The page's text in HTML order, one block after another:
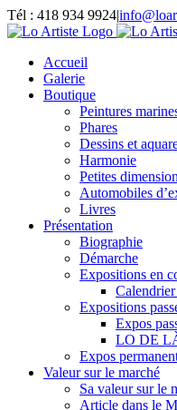
Passer
au
Tél : 418 934 9924|
Facebook
Instagram
Email
Pinterest
YouTube
Accueil
Galerie
Boutique
Peintures
Phares
Dessins et
Harmonie
Petites
Automobiles
Livres
Présentation
Biographie
Démarche
Expositions en
Expositions
Expos
LO DE
Expos
Valeur sur le marché
Sa valeur sur le
Article dans le